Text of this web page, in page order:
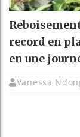
record en
en une
Vanessa